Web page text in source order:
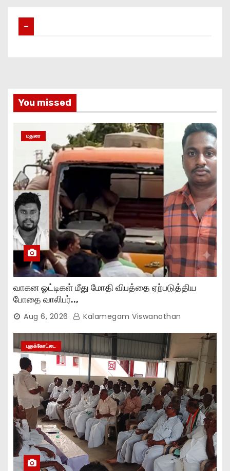
–
You missed
மதுரை
வாகன ஓட்டிகள் மீது மோதி விபத்தை ஏற்படுத்திய
போதை வாலிபர்..,
Aug 6, 2026 Kalamegam Viswanathan
புதுக்கோட்டை